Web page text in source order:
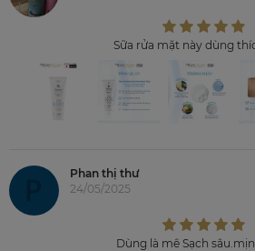
Sữa rửa mặt này dùng
Phan thị thư
24/05/2025
Dùng là mê Sạch